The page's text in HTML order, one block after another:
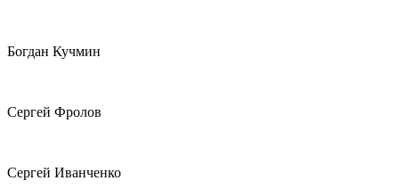
Богдан Кучмин
Сергей Фролов
Сергей Иванченко